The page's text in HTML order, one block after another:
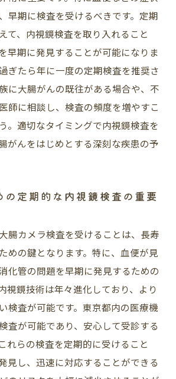
活を支えるための日常管理
を活用したライフスタイルの改善
早期に検査を受けるべきです。定期
て、内視鏡検査を取り入れること
早期に発見することが可能になりま
ぎたら年に一度の定期検査を推奨さ
に大腸がんの既往がある場合や、不
師に相談し、検査の頻度を増やすこ
。適切なタイミングで内視鏡検査を
がんをはじめとする深刻な疾患の予
の定期的な内視鏡検査の重要
腸カメラ検査を受けることは、長寿
めの鍵となります。特に、血便が見
化管の問題を早期に発見するための
視鏡技術は年々進化しており、より
検査が可能です。東京都内の医療機
査が可能であり、安心して受診する
れらの検査を定期的に受けること
見し、迅速に対応することができる